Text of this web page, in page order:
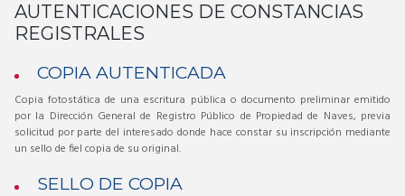
AUTENTICACIONES DE CONSTANCIAS
REGISTRALES
COPIA AUTENTICADA
Copia fotostática de una escritura pública o documento preliminar emitido
por la Dirección General de Registro Público de Propiedad de Naves, previa
solicitud por parte del interesado donde hace constar su inscripción mediante
un sello de fiel copia de su original.
SELLO DE COPIA